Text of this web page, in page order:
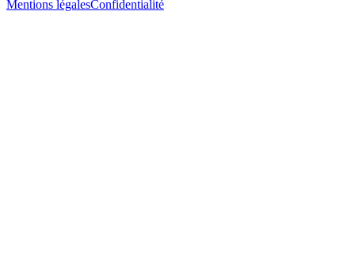
Mentions légalesConfidentialité